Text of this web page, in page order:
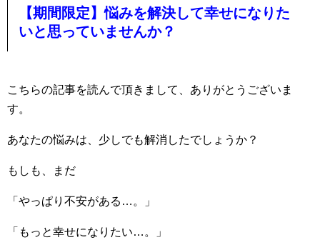
【期間限定】悩みを解決して幸せになりた
いと思っていませんか？
こちらの記事を読んで頂きまして、ありがとうございま
す。
あなたの悩みは、少しでも解消したでしょうか？
もしも、まだ
「やっぱり不安がある…。」
「もっと幸せになりたい…。」